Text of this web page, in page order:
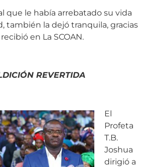
que le había arrebatado su vida
también la dejó tranquila, gracias
en La SCOAN.
REVERTIDA
El
Profeta
T.B.
Joshua
dirigió a